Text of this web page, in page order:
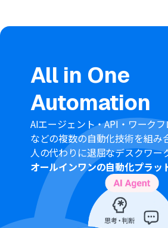
All in One
Automation
AIエージェント・API・ワークフ
などの複数の自動化技術を組み
人の代わりに退屈なデスクワー
オールインワンの自動化プラッ